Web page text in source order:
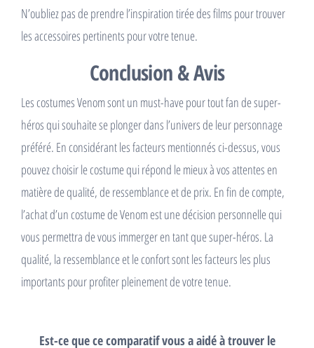
N’oubliez pas de prendre l’inspiration tirée des films pour trouver
les accessoires pertinents pour votre tenue.
Conclusion & Avis
Les costumes Venom sont un must-have pour tout fan de super-
héros qui souhaite se plonger dans l’univers de leur personnage
préféré. En considérant les facteurs mentionnés ci-dessus, vous
pouvez choisir le costume qui répond le mieux à vos attentes en
matière de qualité, de ressemblance et de prix. En fin de compte,
l’achat d’un costume de Venom est une décision personnelle qui
vous permettra de vous immerger en tant que super-héros. La
qualité, la ressemblance et le confort sont les facteurs les plus
importants pour profiter pleinement de votre tenue.
Est-ce que ce comparatif vous a aidé à trouver le